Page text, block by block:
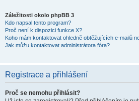
Záležitosti okolo phpBB 3
Kdo napsal tento program?
Proč není k dispozici funkce X?
Koho mám kontaktovat ohledně obtěžujících e-mailů
Jak můžu kontaktovat administrátora fóra?
Registrace a přihlášení
Proč se nemohu přihlásit?